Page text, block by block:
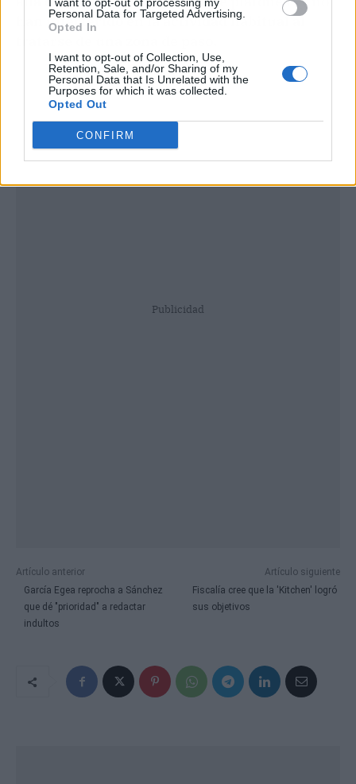
Personal Data for Targeted Advertising.
Opted In
I want to opt-out of Collection, Use,
Retention, Sale, and/or Sharing of my
Personal Data that Is Unrelated with the
Purposes for which it was collected.
Opted Out
CONFIRM
han interferido en la actividad habitual al
Publicidad
Artículo anterior
García Egea reprocha a Sánchez
que dé "prioridad" a redactar
indultos
Artículo siguiente
Fiscalía cree que la 'Kitchen' logró
sus objetivos